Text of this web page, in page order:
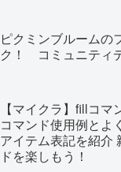
ピクミンブルームの
ク！ コミュニティ
【マイクラ】fillコ
コマンド使用例とよ
アイテム表記を紹介
ドを楽しもう！